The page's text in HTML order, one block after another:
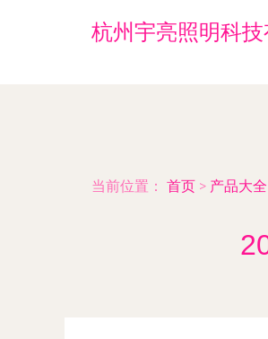
杭州宇亮照明科技
当前位置： 首页 > 产品大全